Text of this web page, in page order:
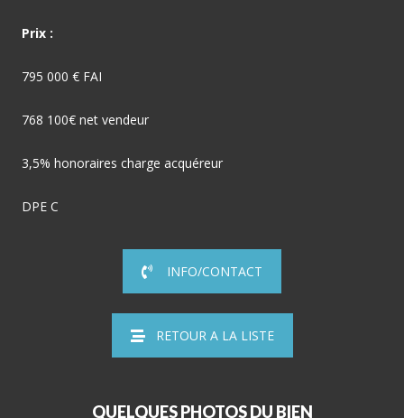
Prix :
795 000 € FAI
768 100€ net vendeur
3,5% honoraires charge acquéreur
DPE C
INFO/CONTACT
RETOUR A LA LISTE
QUELQUES PHOTOS DU BIEN